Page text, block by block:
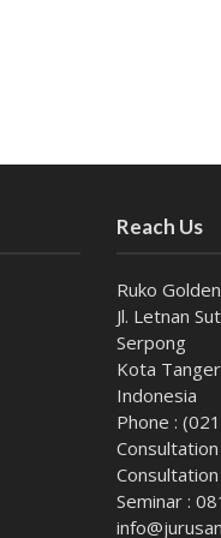
Reach Us
Ruko
Jl. Letnan
Serpong
Kota
Indonesia
Phone :
Seminar :